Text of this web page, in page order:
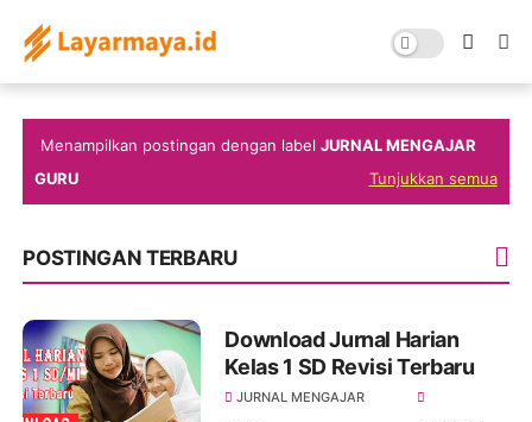
Menampilkan postingan dengan labelJURNAL MENGAJAR
GURU
Tunjukkan semua
POSTINGAN TERBARU
Download Jurnal Harian
Kelas 1 SD Revisi Terbaru
JURNAL MENGAJAR